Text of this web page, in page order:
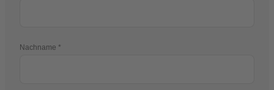
Nachname